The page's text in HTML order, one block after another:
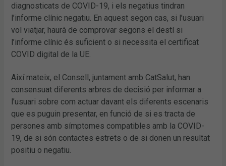
diagnosticats de COVID-19, i els negatius tindran
l’informe clínic negatiu. En aquest segon cas, si l’usuari
vol viatjar, haurà de comprovar segons el destí si
l’informe clínic és suficient o si necessita el certificat
COVID digital de la UE.
Així mateix, el Consell, juntament amb CatSalut, han
consensuat diferents arbres de decisió per informar a
l’usuari sobre com actuar davant els diferents escenaris
que es puguin presentar, en funció de si es tracta de
persones amb símptomes compatibles amb la COVID-
19, de si són contactes estrets o de si donen un resultat
positiu o negatiu.